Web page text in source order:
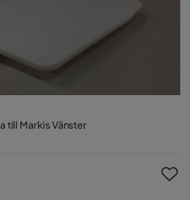
till Markis Vänster